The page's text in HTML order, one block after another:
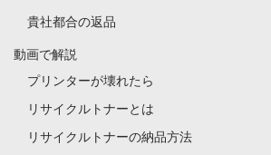
貴社都合の返品
動画で解説
プリンターが壊れたら
リサイクルトナーとは
リサイクルトナーの納品方法